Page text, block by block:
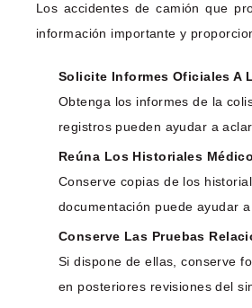
Los accidentes de camión que
información importante y
Solicite Informes Oficiales A
Obtenga los informes de la
registros pueden ayudar a
Reúna Los Historiales
Conserve copias de los
documentación puede ayudar
Conserve Las Pruebas
Si dispone de ellas, conserve
en posteriores revisiones del